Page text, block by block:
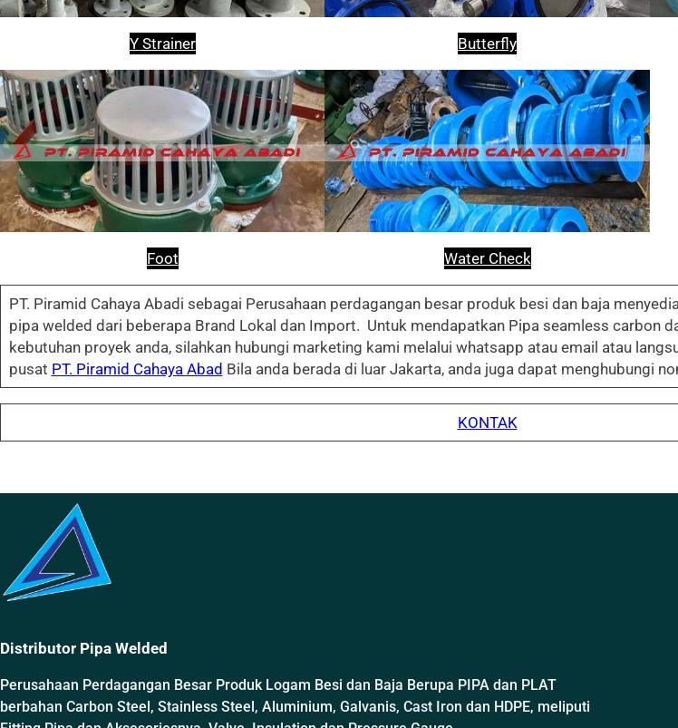
Y Strainer Butterfly
Foot Water Check
PT. Piramid Cahaya Abadi sebagai Perusahaan perdagangan besar produk besi dan baja
pipa welded dari beberapa Brand Lokal dan Import. Untuk mendapatkan Pipa seamless carbon
kebutuhan proyek anda, silahkan hubungi marketing kami melalui whatsapp atau email atau
pusat PT. Piramid Cahaya Abad Bila anda berada di luar Jakarta, anda juga dapat menghubungi
KONTAK
Distributor Pipa Welded
Perusahaan Perdagangan Besar Produk Logam Besi dan Baja Berupa PIPA dan PLAT
berbahan Carbon Steel, Stainless Steel, Aluminium, Galvanis, Cast Iron dan HDPE, meliputi